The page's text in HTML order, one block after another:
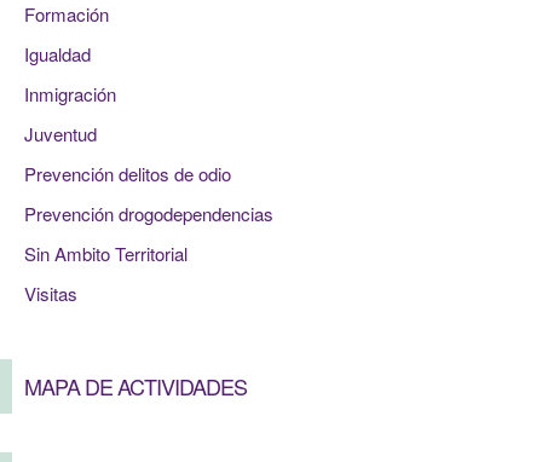
Formación
Igualdad
Inmigración
Juventud
Prevención delitos de odio
Prevención drogodependencias
Sin Ambito Territorial
Visitas
MAPA DE ACTIVIDADES